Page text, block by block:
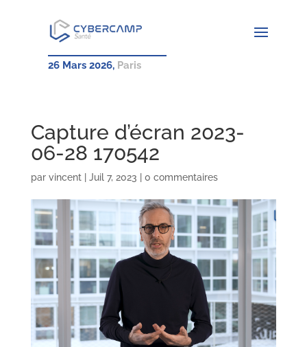
26 Mars 2026, Paris
Capture d’écran 2023-
06-28 170542
par vincent| Juil 7, 2023 0 commentaires